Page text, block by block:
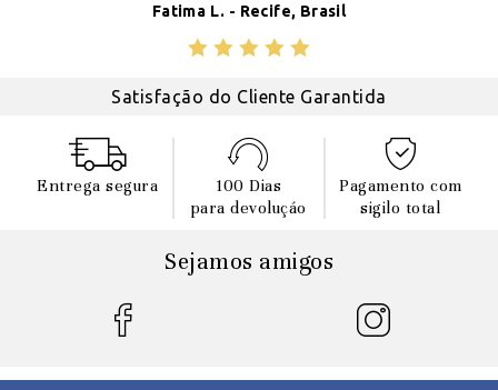
Fatima L. - Recife, Brasil
Satisfação do Cliente Garantida
Entrega segura
100 Dias
para devoluçáo
Pagamento com
sigilo total
Sejamos amigos